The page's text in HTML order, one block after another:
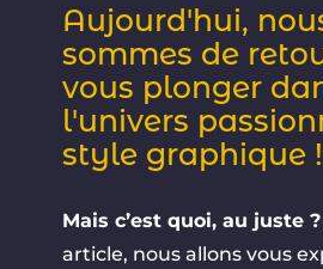
Aujourd'hui,
sommes de
vous plonger
l'univers
style graphique !
Mais c’est quoi, au juste ?
article, nous allons vous